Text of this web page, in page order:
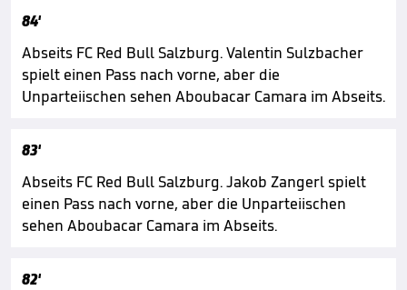
84'
Abseits FC Red Bull Salzburg. Valentin Sulzbacher
spielt einen Pass nach vorne, aber die
Unparteiischen sehen Aboubacar Camara im Abseits.
83'
Abseits FC Red Bull Salzburg. Jakob Zangerl spielt
einen Pass nach vorne, aber die Unparteiischen
sehen Aboubacar Camara im Abseits.
82'